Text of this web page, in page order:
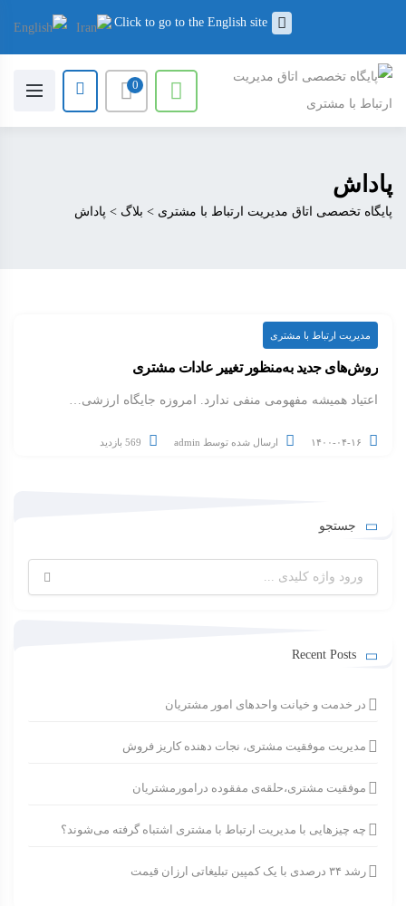
Click to go to the English site
0
پاداش
پایگاه تخصصی اتاق مدیریت ارتباط با مشتری > بلاگ > پاداش
مدیریت ارتباط با مشتری
روش‌های جدید به‌منظور تغییر عادات مشتری
اعتیاد همیشه مفهومی منفی ندارد. امروزه جایگاه ارزشی…
۱۴۰۰-۰۴-۱۶ ارسال شده توسط admin
جستجو
برای:
Recent Posts
در خدمت و خیانت واحدهای امور مشتریان
مدیریت موفقیت مشتری، نجات دهنده کاریز فروش
موفقیت مشتری،حلقه‌ی مفقوده درامورمشتریان
چه چیزهایی با مدیریت ارتباط با مشتری اشتباه گرفته می‌شوند؟
رشد ۳۴ درصدی با یک کمپین تبلیغاتی ارزان قیمت